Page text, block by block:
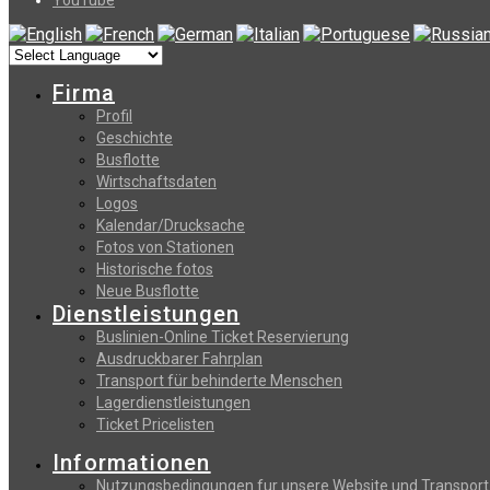
Firma
Profil
Geschichte
Busflotte
Wirtschaftsdaten
Logos
Kalendar/Drucksache
Fotos von Stationen
Historische fotos
Neue Busflotte
Dienstleistungen
Buslinien-Online Ticket Reservierung
Αusdruckbarer Fahrplan
Transport für behinderte Menschen
Lagerdienstleistungen
Ticket Pricelisten
Informationen
Nutzungsbedingungen fur unsere Website und